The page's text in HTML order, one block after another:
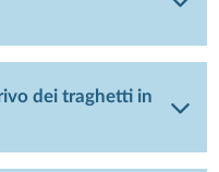
dei traghetti in